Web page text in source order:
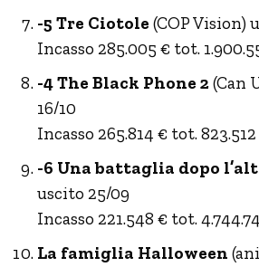
-5 Tre Ciotole (COP Vision)
Incasso 285.005 € tot.
-4 The Black Phone 2(Can
16/10
Incasso 265.814 € tot.
-6 Una battaglia dopo
uscito 25/09
Incasso 221.548 € tot.
La famiglia Halloween